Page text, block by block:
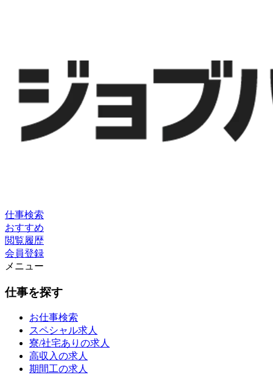
仕事検索
おすすめ
閲覧履歴
会員登録
メニュー
仕事を探す
お仕事検索
スペシャル求人
寮/社宅ありの求人
高収入の求人
期間工の求人